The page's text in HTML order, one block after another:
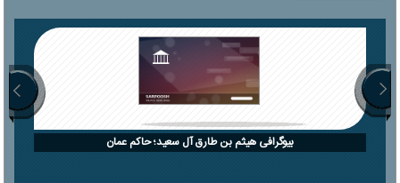
بیوگرافی هیثم بن طارق آل سعید؛ حاکم عمان